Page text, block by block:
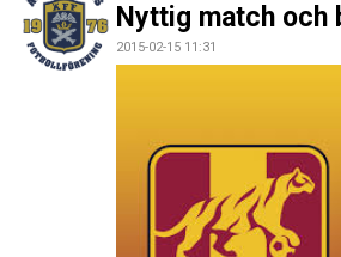
Nyttig match och
2015-02-15 11:31